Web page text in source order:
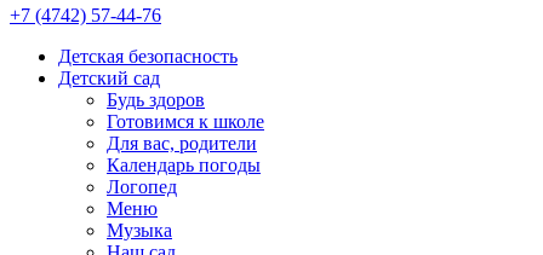
+7 (4742) 57-44-76
Детская безопасность
Детский сад
Будь здоров
Готовимся к школе
Для вас, родители
Календарь погоды
Логопед
Меню
Музыка